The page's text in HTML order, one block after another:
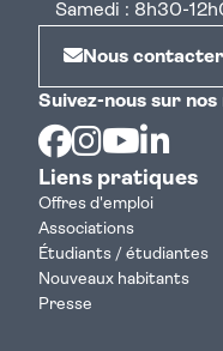
Samedi : 8h30-
Nous contacter
Suivez-nous sur
Facebook
Instagram
Youtube
Liens pratiques
Offres d'emploi
Associations
Étudiants / étudiantes
Nouveaux habitants
Presse